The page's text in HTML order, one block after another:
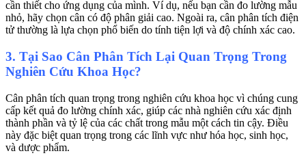
cần thiết cho ứng dụng của mình. Ví dụ, nếu bạn cần đo lường mẫu
nhỏ, hãy chọn cân có độ phân giải cao. Ngoài ra, cân phân tích điện
tử thường là lựa chọn phổ biến do tính tiện lợi và độ chính xác cao.
3. Tại Sao Cân Phân Tích Lại Quan Trọng Trong
Nghiên Cứu Khoa Học?
Cân phân tích quan trọng trong nghiên cứu khoa học vì chúng cung
cấp kết quả đo lường chính xác, giúp các nhà nghiên cứu xác định
thành phần và tỷ lệ của các chất trong mẫu một cách tin cậy. Điều
này đặc biệt quan trọng trong các lĩnh vực như hóa học, sinh học,
và dược phẩm.